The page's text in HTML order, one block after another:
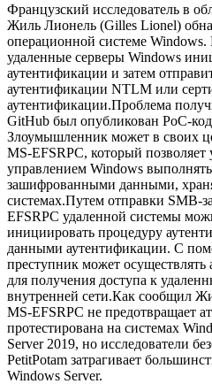
Французский исследователь в
Жиль Лионель (Gilles Lionel)
операционной системе Windows.
удаленные серверы Windows
аутентификации и затем
аутентификации NTLM или
аутентификации.Проблема
GitHub был опубликован PoC-
Злоумышленник может в своих
MS-EFSRPC, который позволяет
управлением Windows
зашифрованными данными,
системах.Путем отправки SMB-
EFSRPC удаленной системы
инициировать процедуру
данными аутентификации. С
преступник может
для получения доступа к
внутренней сети.Как сообщил
MS-EFSRPC не предотвращает
протестирована на системах
Server 2019, но исследователи
PetitPotam затрагивает
Windows Server.